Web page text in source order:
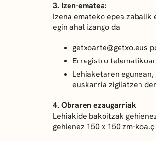
3. Izen-ematea:
Izena emateko epea
egin ahal izango da:
getxoarte@getxo.eus
Erregistro
Lehiaketaren
euskarria zigilatzen
4. Obraren ezaugarriak
Lehiakide bakoitzak
gehienez 150 x 150 zm-koa.ç